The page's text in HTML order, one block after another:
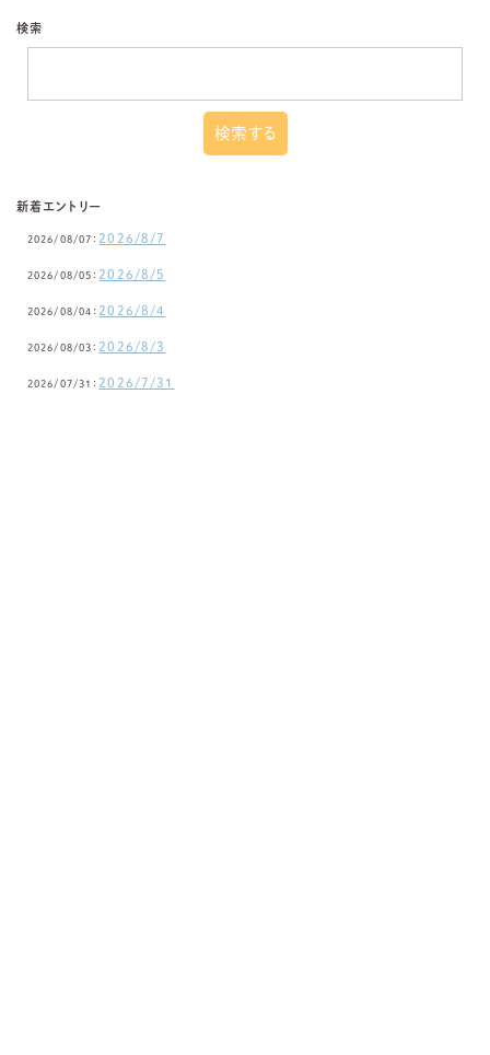
検索
新着エントリー
2026/08/07： 2026/8/7
2026/08/05： 2026/8/5
2026/08/04： 2026/8/4
2026/08/03： 2026/8/3
2026/07/31： 2026/7/31